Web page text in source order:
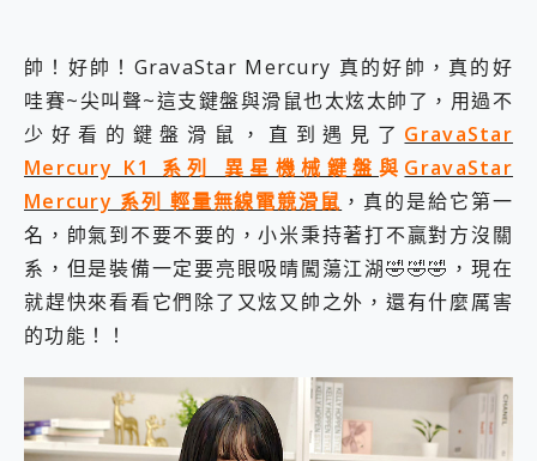
EaseUS Vocal Remover 免費線上去聲器一鍵去除人聲 人聲 音樂分離 2024 消除人聲推薦
3 個超值 MHN 飛人工具分享~~ iToolab AnyGo 魔物獵人 Now飛人 ios教學 不出門也可以到處走
Locawhere AnyTo 寶可夢飛人 AnyTo 不出門也可以飛遍全世界
小體積 40000mAh 超大容量 一次充5個設備 充好充滿 CUKTECH 酷態科 300W 微型充電站 開箱 評測
97.3% 恢復率，資料救援就是這麼簡單 EaseUS Data Recovery Wizard Free 18.0.0 業界最好的資料救援軟體
磁碟系統大風吹 有了 磁碟管理程式 EaseUS Partition Master 就是這麼簡單
全新 SONY Xperia 1 VI 開箱! 相機實測! 長焦覆蓋更遠更清晰、2日長續航、頂尖影音娛樂效能~
Xiaomi 14 Ultra 開箱 評測~ 有深度的 Leica 影像旗艦手機! 加碼小旗艦 Xiaomi 14 開箱 評測
vivo TWS 3e 真無線藍牙耳機智慧降噪升級、音質明亮溫潤，並支援雙設備連接~
MSI Claw 掌機專屬配件包 來囉 完美保護 MSI Claw A1M-026TW 電競掌機
OPPO 哈蘇 300mm 專業增距鏡實測：Find X9 Ultra 光學長焦隨手拍，紀錄生活就是這麼簡單
Motorola edge 70 pro 及 moto g37 power上市，登錄在送飛利浦氣炸鍋
帥！好帥！GravaStar Mercury 真的好帥，真的好
哇賽~尖叫聲~這支鍵盤與滑鼠也太炫太帥了，用過不
少好看的鍵盤滑鼠，直到遇見了 GravaStar
Mercury K1 系列 異星機械鍵盤 與 GravaStar
Mercury 系列 輕量無線電競滑鼠 ，真的是給它第一
名，帥氣到不要不要的，小米秉持著打不贏對方沒關
系，但是裝備一定要亮眼吸晴闖蕩江湖🤣🤣🤣，現在
就趕快來看看它們除了又炫又帥之外，還有什麼厲害
的功能！！